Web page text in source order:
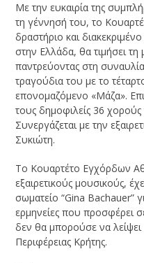
Με την ευκαιρία της
τη γέννησή του, το
δραστήριο και
στην Ελλάδα, θα τιμήσει
παντρεύοντας στη
τραγούδια του με το
επονομαζόμενο «Μάζα».
τους δημοφιλείς 36
Συνεργάζεται με την
Συκιώτη.
Το Κουαρτέτο Εγχόρδων
εξαιρετικούς μουσικούς,
σωματείο “Gina Bachauer”
ερμηνείες που προσφέρει
δεν θα μπορούσε να
Περιφέρειας Κρήτης.